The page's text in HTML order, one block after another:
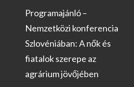
Programajánló –
Nemzetközi konferencia
Szlovéniában: A nők és
fiatalok szerepe az
agrárium jövőjében